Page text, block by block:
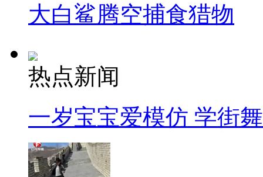
大白鲨腾空捕食猎物
热点新闻
一岁宝宝爱模仿 学街